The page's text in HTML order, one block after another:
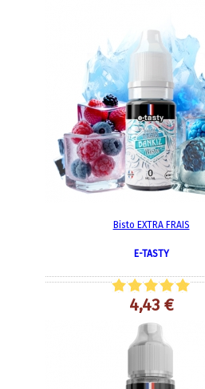
Bisto EXTRA FRAIS
E-TASTY
4,43 €